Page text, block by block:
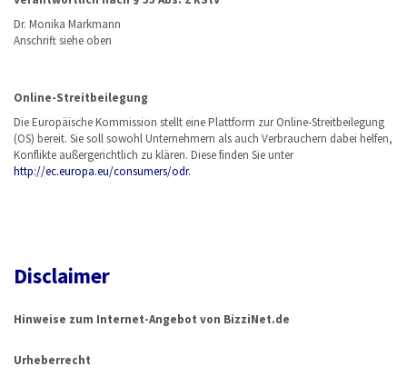
Dr. Monika Markmann
Anschrift siehe oben
Online-Streitbeilegung
Die Europäische Kommission stellt eine Plattform zur Online-Streitbeilegung
(OS) bereit. Sie soll sowohl Unternehmern als auch Verbrauchern dabei helfen,
Konflikte außergerichtlich zu klären. Diese finden Sie unter
http://ec.europa.eu/consumers/odr.
Disclaimer
Hinweise zum Internet-Angebot von BizziNet.de
Urheberrecht